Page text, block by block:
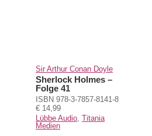
Sir Arthur Conan Doyle
Sherlock Holmes –
Folge 41
ISBN 978-3-7857-8141-8
€ 14,99
Lübbe Audio, Titania
Medien